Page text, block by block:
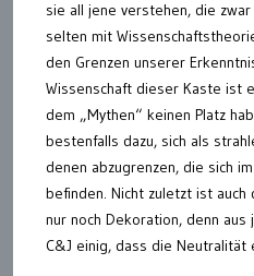
sie all jene verstehen, die
selten mit
den Grenzen unserer
Wissenschaft dieser Kaste ist
dem „Mythen“ keinen Platz
bestenfalls dazu, sich als
denen abzugrenzen, die sich
befinden. Nicht zuletzt ist auch
nur noch Dekoration, denn aus
C&J einig, dass die Neutralität